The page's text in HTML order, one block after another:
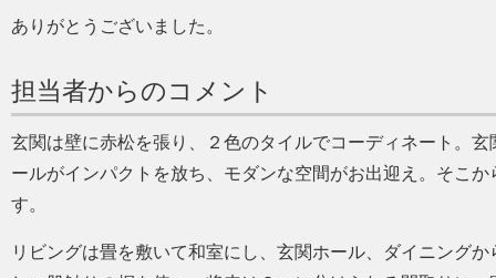
ありがとうございました。
担当者からのコメント
玄関は壁に赤松を張り、２色のタイルでコーディネート。
ールがインパクトを放ち、モダンな空間がお出迎え。そこ
す。
リビングは畳を敷いて和室にし、玄関ホール、ダイニング